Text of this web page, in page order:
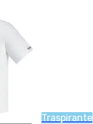
Traspirante